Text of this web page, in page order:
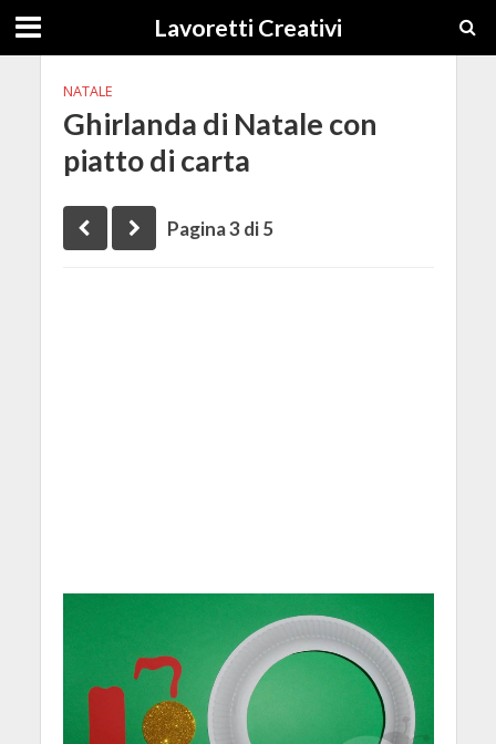
Lavoretti Creativi
NATALE
Ghirlanda di Natale con
piatto di carta
Pagina 3 di 5